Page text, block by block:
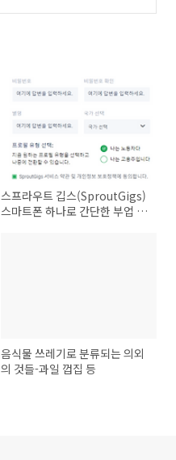
스프라우트 깁스(SproutGigs)
스마트폰 하나로 간단한 부업 소
음식물 쓰레기로 분류되는 의외
의 것들-과일 껍집 등